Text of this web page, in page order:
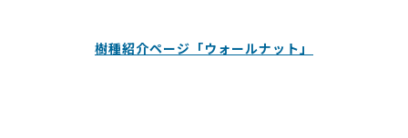
樹種紹介ページ「ウォールナット」